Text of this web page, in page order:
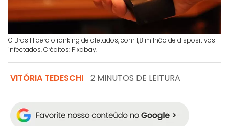
O Brasil lidera o ranking de afetados, com 1,8 milhão de dispositivos
infectados. Créditos: Pixabay.
VITÓRIA TEDESCHI 2 MINUTOS DE LEITURA